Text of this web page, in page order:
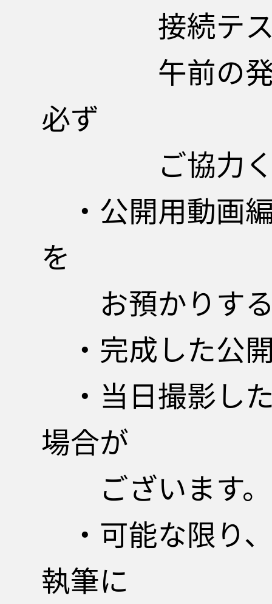
接続テスト及
午前の発表者
必ず
ご協力く
・公開用動画
を
お預かりす
・完成した公
・当日撮影し
場合が
ございます。
・可能な限り
執筆に